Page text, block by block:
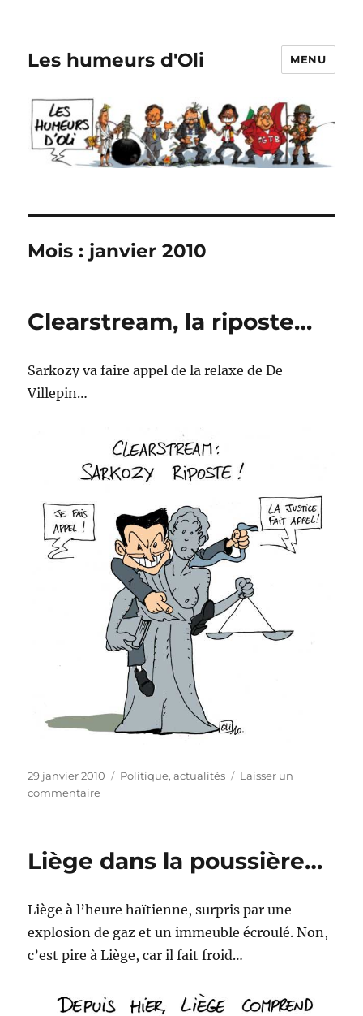
Les humeurs d'Oli MENU
Mois : janvier 2010
Clearstream, la riposte…
Sarkozy va faire appel de la relaxe de De
Villepin…
Publié
le
29 janvier 2010 Catégories
Politique, actualités
Laisser un
commentairesur
Liège dans la poussière…
Liège à l’heure haïtienne, surpris par une
explosion de gaz et un immeuble écroulé. Non,
c’est pire à Liège, car il fait froid…